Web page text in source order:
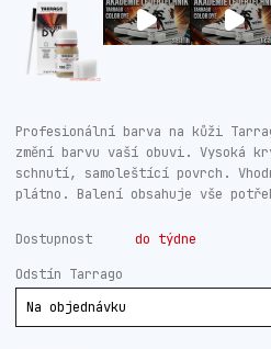
Profesionální barva na kůži
změní barvu vaší obuvi. Vysoká
schnutí, samoleštící povrch.
plátno. Balení obsahuje vše
Dostupnost do týdne
Odstín Tarrago